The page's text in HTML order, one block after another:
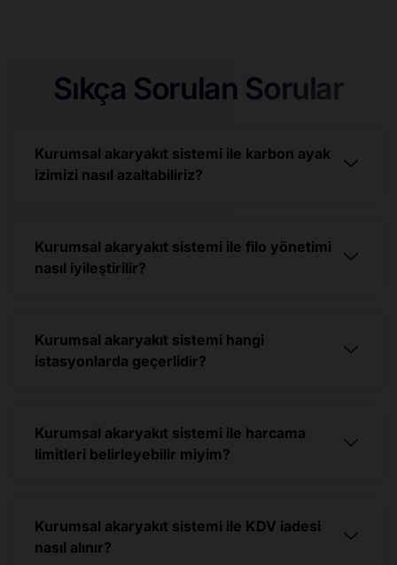
Sıkça Sorulan Sorular
Kurumsal akaryakıt sistemi ile karbon ayak
izimizi nasıl azaltabiliriz?
Kurumsal akaryakıt sistemi ile filo yönetimi
nasıl iyileştirilir?
Kurumsal akaryakıt sistemi hangi
istasyonlarda geçerlidir?
Kurumsal akaryakıt sistemi ile harcama
limitleri belirleyebilir miyim?
Kurumsal akaryakıt sistemi ile KDV iadesi
nasıl alınır?